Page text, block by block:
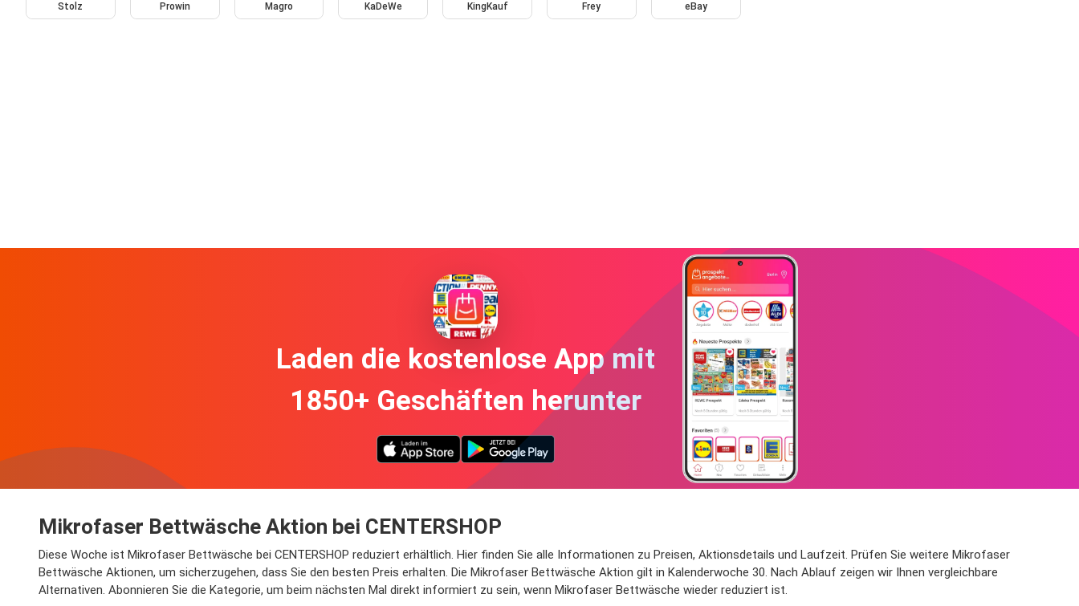
Stolz Prowin Magro KaDeWe KingKauf Frey eBay
Laden die kostenlose App mit
1850+ Geschäften herunter
Mikrofaser Bettwäsche Aktion bei CENTERSHOP
Diese Woche ist Mikrofaser Bettwäsche bei CENTERSHOP reduziert erhältlich. Hier finden Sie alle Informationen zu Preisen, Aktionsdetails und Laufzeit. Prüfen Sie weitere Mikrofaser
Bettwäsche Aktionen, um sicherzugehen, dass Sie den besten Preis erhalten. Die Mikrofaser Bettwäsche Aktion gilt in Kalenderwoche 30. Nach Ablauf zeigen wir Ihnen vergleichbare
Alternativen. Abonnieren Sie die Kategorie, um beim nächsten Mal direkt informiert zu sein, wenn Mikrofaser Bettwäsche wieder reduziert ist.